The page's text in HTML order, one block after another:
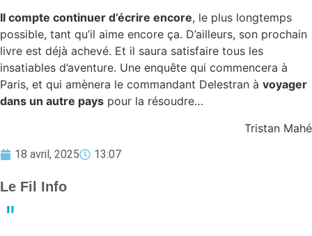
Il compte continuer d’écrire encore, le plus longtemps
possible, tant qu’il aime encore ça. D’ailleurs, son prochain
livre est déjà achevé. Et il saura satisfaire tous les
insatiables d’aventure. Une enquête qui commencera à
Paris, et qui amènera le commandant Delestran à voyager
dans un autre pays pour la résoudre…
Tristan Mahé
18 avril, 2025 13:07
Le Fil Info